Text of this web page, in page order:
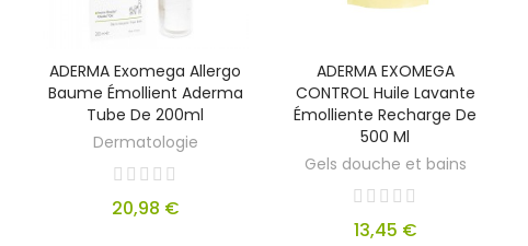
ADERMA Exomega Allergo
Baume Émollient Aderma
Tube De 200ml
Dermatologie
20,98 €
ADERMA EXOMEGA
CONTROL Huile Lavante
Émolliente Recharge De
500 Ml
Gels douche et bains
13,45 €